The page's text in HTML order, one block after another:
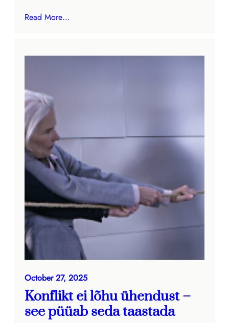
Read More…
October 27, 2025
Konflikt ei lõhu ühendust –
see püüab seda taastada